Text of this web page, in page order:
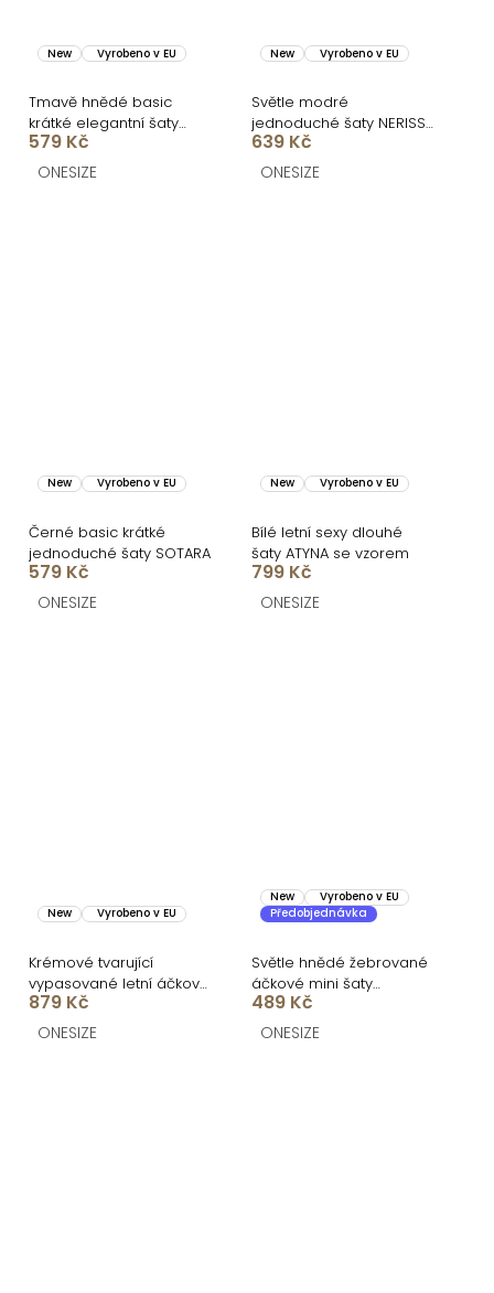
New Vyrobeno v EU
Tmavě hnědé basic
krátké elegantní šaty
SOTARA
579 Kč
ONESIZE
New Vyrobeno v EU
Světle modré
jednoduché šaty NERISSA
s páskem
639 Kč
ONESIZE
New Vyrobeno v EU
Černé basic krátké
jednoduché šaty SOTARA
579 Kč
ONESIZE
New Vyrobeno v EU
Bílé letní sexy dlouhé
šaty ATYNA se vzorem
799 Kč
ONESIZE
New Vyrobeno v EU
Krémové tvarující
vypasované letní áčkové
midi šaty VORTA
879 Kč
ONESIZE
New
Vyrobeno v EU
Předobjednávka
Světle hnědé žebrované
áčkové mini šaty
CASSYNE
489 Kč
ONESIZE